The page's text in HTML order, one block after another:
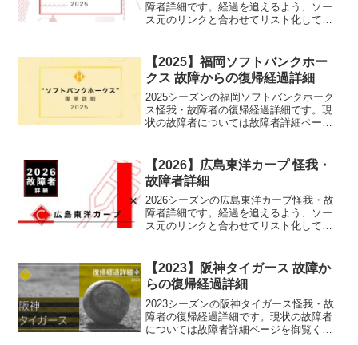
障者詳細です。経過を追えるよう、ソー
ス元のリンクと合わせてリスト化してい
【2025】福岡ソフトバンクホー
クス 故障からの復帰経過詳細
2025シーズンの福岡ソフトバンクホーク
ス怪我・故障者の復帰経過詳細です。現
状の故障者については故障者詳細ページ
【2026】広島東洋カープ 怪我・
故障者詳細
2026シーズンの広島東洋カープ怪我・故
障者詳細です。経過を追えるよう、ソー
ス元のリンクと合わせてリスト化してい
【2023】阪神タイガース 故障か
らの復帰経過詳細
2023シーズンの阪神タイガース怪我・故
障者の復帰経過詳細です。現状の故障者
については故障者詳細ページを御覧くだ